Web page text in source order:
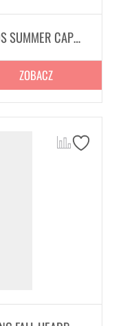
Czapka rowerowa na lato ASSOS SUMMER CAP FOIL P1 Unisex
ZOBACZ